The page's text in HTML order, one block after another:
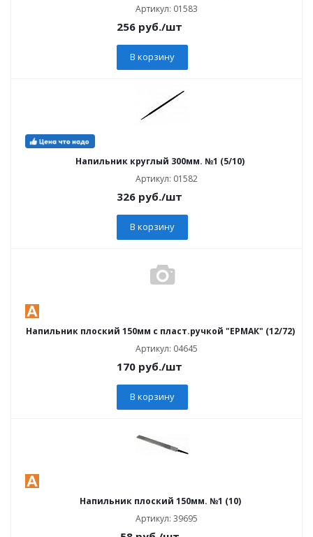
Артикул: 01583
256 руб./шт
В корзину
Напильник круглый 300мм. №1 (5/10)
Артикул: 01582
326 руб./шт
В корзину
Напильник плоский 150мм с пласт.ручкой "ЕРМАК" (12/72)
Артикул: 04645
170 руб./шт
В корзину
Напильник плоский 150мм. №1 (10)
Артикул: 39695